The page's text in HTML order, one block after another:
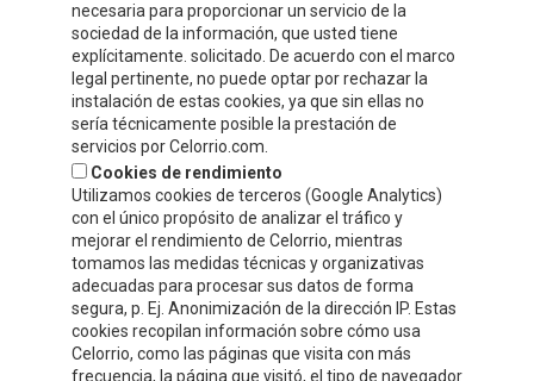
necesaria para proporcionar un servicio de la
sociedad de la información, que usted tiene
explícitamente. solicitado. De acuerdo con el marco
legal pertinente, no puede optar por rechazar la
instalación de estas cookies, ya que sin ellas no
sería técnicamente posible la prestación de
servicios por Celorrio.com.
Cookies de rendimiento
Utilizamos cookies de terceros (Google Analytics)
con el único propósito de analizar el tráfico y
mejorar el rendimiento de Celorrio, mientras
tomamos las medidas técnicas y organizativas
adecuadas para procesar sus datos de forma
segura, p. Ej. Anonimización de la dirección IP. Estas
cookies recopilan información sobre cómo usa
Celorrio, como las páginas que visita con más
frecuencia, la página que visitó, el tipo de navegador
ÉCRIVEZ-NOUS!
Aceptola política de protección de datos y privacidad